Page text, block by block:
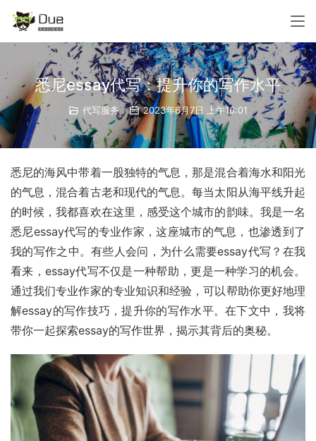
悉尼essay代写：提升你的写作水平
代写服务 2023年6月7日 上午10:01
悉尼的海风中带着一股独特的气息，那是混合着海水和阳光
的气息，混合着古老和现代的气息。每当太阳从海平线升起
的时候，我都喜欢在这里，感受这个城市的韵味。我是一名
悉尼essay代写的专业作家，这座城市的气息，也渗透到了
我的写作之中。有些人会问，为什么需要essay代写？在我
看来，essay代写不仅是一种帮助，更是一种学习的机会。
通过我们专业作家的专业知识和经验，可以帮助你更好地理
解essay的写作技巧，提升你的写作水平。在下文中，我将
带你一起探索essay的写作世界，揭示其背后的奥秘。